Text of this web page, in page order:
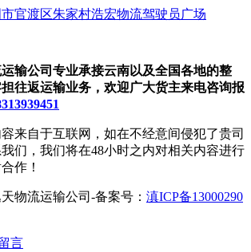
官渡区朱家村浩宏物流驾驶员广场
输公司专业承接云南以及全国各地的整
往返运输业务，欢迎广大货主来电咨询报
来自于互联网，如在不经意间侵犯了贵司
们，我们将在48小时之内对相关内容进行
作！
物流运输公司-备案号： 滇ICP备13000290
言